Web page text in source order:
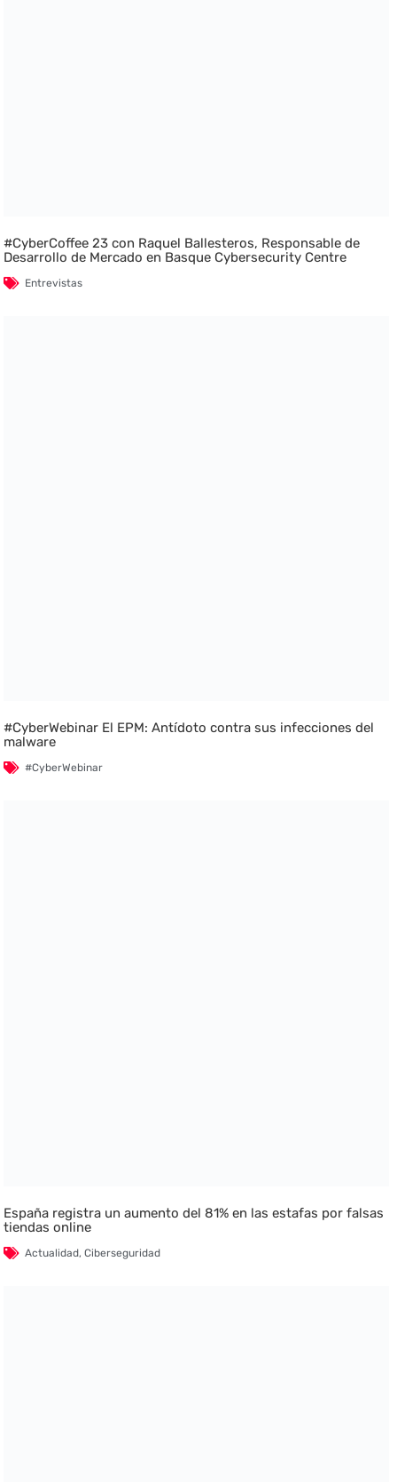
#CyberCoffee 23 con Raquel Ballesteros, Responsable de
Desarrollo de Mercado en Basque Cybersecurity Centre
Entrevistas
#CyberWebinar El EPM: Antídoto contra sus infecciones del
malware
#CyberWebinar
España registra un aumento del 81% en las estafas por falsas
tiendas online
Actualidad,Ciberseguridad